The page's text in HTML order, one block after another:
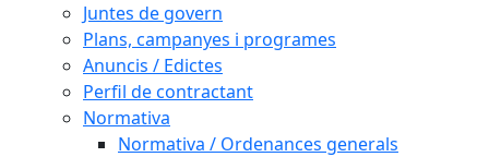
Juntes de govern
Plans, campanyes i programes
Anuncis / Edictes
Perfil de contractant
Normativa
Normativa / Ordenances generals